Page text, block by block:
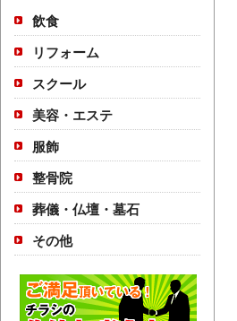
飲食
リフォーム
スクール
美容・エステ
服飾
整骨院
葬儀・仏壇・墓石
その他